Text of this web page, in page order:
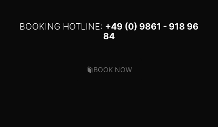
BOOKING HOTLINE: +49 (0) 9861 - 918 96
84
BOOK NOW